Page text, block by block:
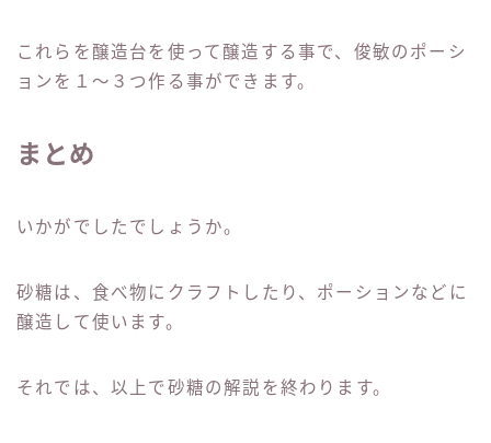
これらを醸造台を使って醸造する事で、俊敏のポーシ
ョンを１〜３つ作る事ができます。
まとめ
いかがでしたでしょうか。
砂糖は、食べ物にクラフトしたり、ポーションなどに
醸造して使います。
それでは、以上で砂糖の解説を終わります。